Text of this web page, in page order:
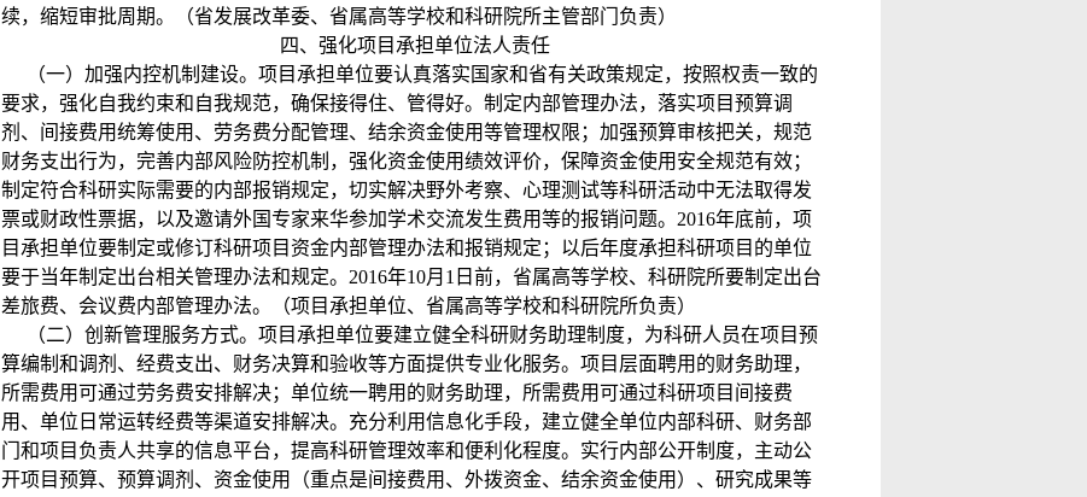
续，缩短审批周期。（省发展改革委、省属高等学校和科研院所主管部门负责）
四、强化项目承担单位法人责任
（一）加强内控机制建设。项目承担单位要认真落实国家和省有关政策规定，按照权责一致的
要求，强化自我约束和自我规范，确保接得住、管得好。制定内部管理办法，落实项目预算调
剂、间接费用统筹使用、劳务费分配管理、结余资金使用等管理权限；加强预算审核把关，规范
财务支出行为，完善内部风险防控机制，强化资金使用绩效评价，保障资金使用安全规范有效；
制定符合科研实际需要的内部报销规定，切实解决野外考察、心理测试等科研活动中无法取得发
票或财政性票据，以及邀请外国专家来华参加学术交流发生费用等的报销问题。 2016年底前，项
目承担单位要制定或修订科研项目资金内部管理办法和报销规定；以后年度承担科研项目的单位
要于当年制定出台相关管理办法和规定。 2016年10月 1 日前，省属高等学校、科研院所要制定出台
差旅费、会议费内部管理办法。（项目承担单位、省属高等学校和科研院所负责）
（二）创新管理服务方式。项目承担单位要建立健全科研财务助理制度，为科研人员在项目预
算编制和调剂、经费支出、财务决算和验收等方面提供专业化服务。项目层面聘用的财务助理，
所需费用可通过劳务费安排解决；单位统一聘用的财务助理，所需费用可通过科研项目间接费
用、单位日常运转经费等渠道安排解决。充分利用信息化手段，建立健全单位内部科研、财务部
门和项目负责人共享的信息平台，提高科研管理效率和便利化程度。实行内部公开制度，主动公
开项目预算、预算调剂、资金使用（重点是间接费用、外拨资金、结余资金使用）、研究成果等